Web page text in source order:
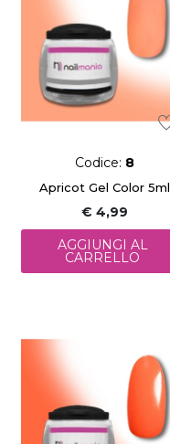
Codice: 8
Apricot Gel Color 5ml
€ 4,99
AGGIUNGI AL
CARRELLO